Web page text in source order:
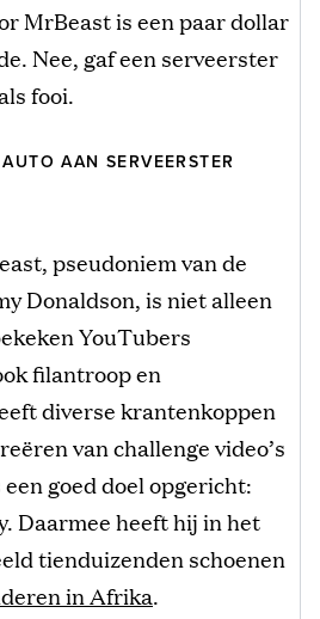
MrBeast is een paar dollar
Nee, gaf een serveerster
fooi.
AAN SERVEERSTER
pseudoniem van de
Donaldson, is niet alleen
YouTubers
filantroop en
diverse krantenkoppen
van challenge video’s
goed doel opgericht:
Daarmee heeft hij in het
tienduizenden schoenen
in Afrika.